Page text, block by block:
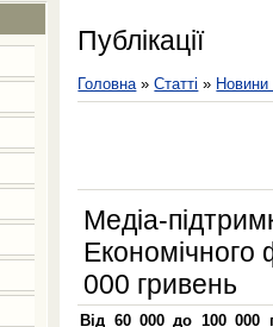
Публікації
Головна»Статті » Новини
Медіа-
Економічного
000 гривень
Від 60 000 до 100 000